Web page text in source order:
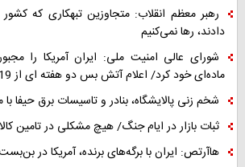
رهبر معظم انقلاب: متجاوزین تبهکاری که کشور
دادند، رها نمی‌کنیم
ماده‌ای خود کرد/ اعلام آتش بس دو هفته ای از 19 فروردین
شخم زنی پالایشگاه، بنادر و تاسیسات برق حیفا
ثبات بازار در ایام جنگ/ هیچ مشکلی در تامین
هاآرتص: ایران با برگه‌های برنده، آمریکا در